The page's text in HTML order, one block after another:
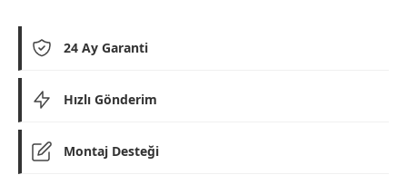
24 Ay Garanti
Hızlı Gönderim
Montaj Desteği